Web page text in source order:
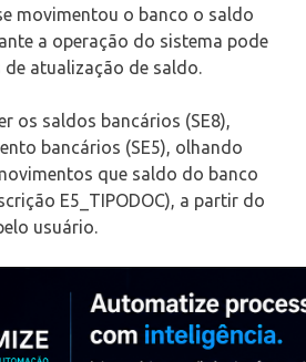
movimentou o banco o saldo
a operação do sistema pode
atualização de saldo.
os saldos bancários (SE8),
bancários (SE5), olhando
que saldo do banco
E5_TIPODOC), a partir do
usuário.